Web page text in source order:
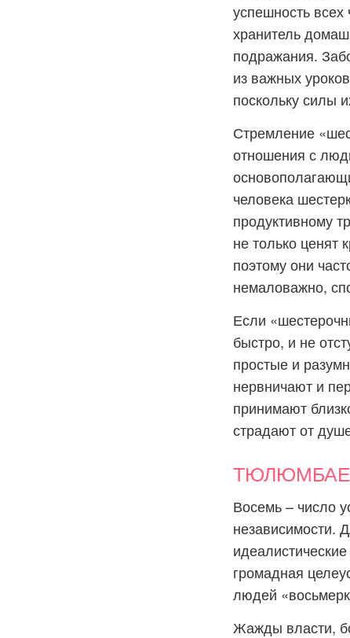
успешность
хранитель
подражания.
из важных
поскольку силы
Стремление
отношения с
человека
продуктивному
не только ценят
поэтому они
немаловажно,
Если
быстро, и не
простые и
нервничают и
принимают
страдают от
Восемь – число
независимости.
громадная
людей
Жажды власти,